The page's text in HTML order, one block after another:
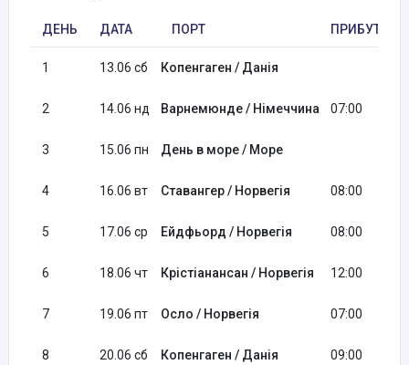
ДЕНЬ ДАТА ПОРТ ПРИБУТТЯ
1 13.06 сб Копенгаген / Данія
2 14.06 нд Варнемюнде / Німеччина 07:00
3 15.06 пн День в море / Море
4 16.06 вт Ставангер / Норвегія 08:00
5 17.06 ср Ейдфьорд / Норвегія 08:00
6 18.06 чт Крістіанансан / Норвегія 12:00
7 19.06 пт Осло / Норвегія 07:00
8 20.06 сб Копенгаген / Данія 09:00